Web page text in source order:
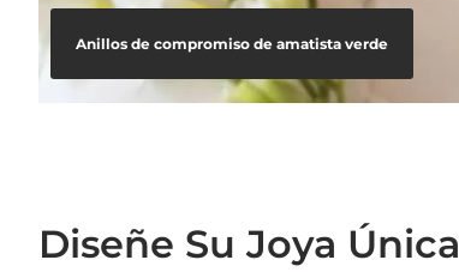
Anillos de compromiso de amatista verde
Diseñe Su Joya Única